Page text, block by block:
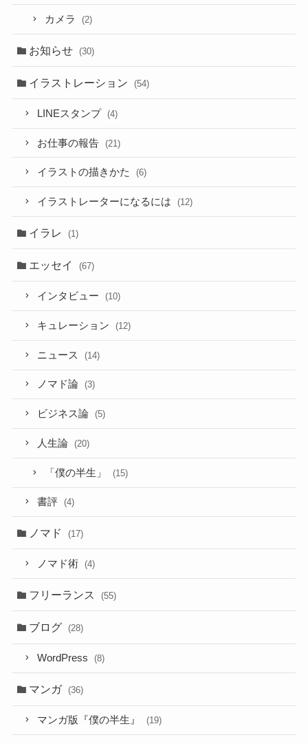
カメラ (2)
お知らせ (30)
イラストレーション (54)
LINEスタンプ (4)
お仕事の報告 (21)
イラストの描きかた (6)
イラストレーターになるには (12)
イラレ (1)
エッセイ (67)
インタビュー (10)
キュレーション (12)
ニュース (14)
ノマド論 (3)
ビジネス論 (5)
人生論 (20)
「僕の半生」 (15)
書評 (4)
ノマド (17)
ノマド術 (4)
フリーランス (55)
ブログ (28)
WordPress (8)
マンガ (36)
マンガ版『僕の半生』 (19)